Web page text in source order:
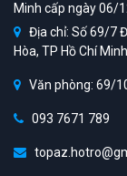
Minh cấp ngày 06/
Địa chỉ: Số 69/7
Hòa, TP Hồ Chí Minh
Văn phòng: 69/
093 7671 789